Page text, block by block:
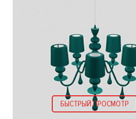
БЫСТРЫЙ ПРОСМОТР